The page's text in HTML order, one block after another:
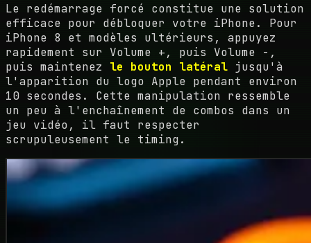
Le redémarrage forcé constitue une solution
efficace pour débloquer votre iPhone. Pour
iPhone 8 et modèles ultérieurs, appuyez
rapidement sur Volume +, puis Volume -,
puis maintenez le bouton latéral jusqu'à
l'apparition du logo Apple pendant environ
10 secondes. Cette manipulation ressemble
un peu à l'enchaînement de combos dans un
jeu vidéo, il faut respecter
scrupuleusement le timing.